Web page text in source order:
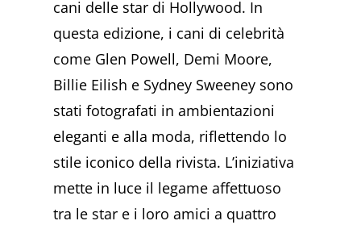
cani delle star di Hollywood. In
questa edizione, i cani di celebrità
come Glen Powell, Demi Moore,
Billie Eilish e Sydney Sweeney sono
stati fotografati in ambientazioni
eleganti e alla moda, riflettendo lo
stile iconico della rivista. L’iniziativa
mette in luce il legame affettuoso
tra le star e i loro amici a quattro